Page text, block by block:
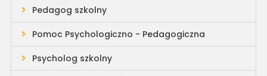
Pedagog szkolny
Pomoc Psychologiczno - Pedagogiczna
Psycholog szkolny